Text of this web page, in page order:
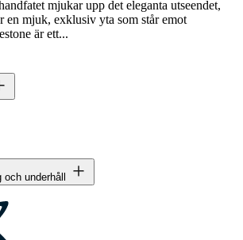
mjukar upp det eleganta utseendet,
en mjuk, exklusiv yta som står emot
är ett...
underhåll